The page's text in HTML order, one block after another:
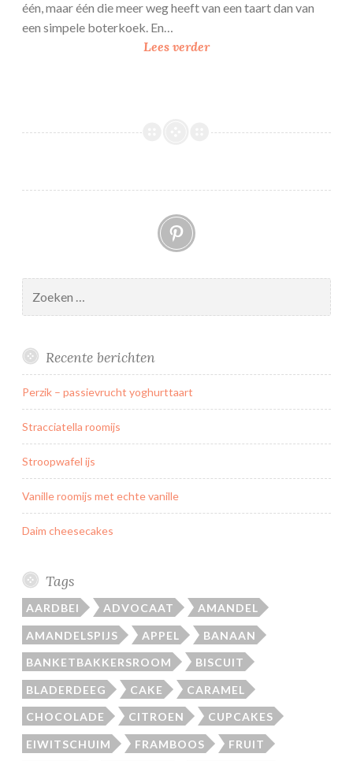
één, maar één die meer weg heeft van een taart dan van
een simpele boterkoek. En…
Lees verderO
k
Pinterest
naar:
Recente berichten
Perzik – passievrucht yoghurttaart
Stracciatella roomijs
Stroopwafel ijs
Vanille roomijs met echte vanille
Daim cheesecakes
Tags
AARDBEI ADVOCAAT AMANDEL
AMANDELSPIJS APPEL BANAAN
BANKETBAKKERSROOM BISCUIT
BLADERDEEG CAKE CARAMEL
CHOCOLADE CITROEN CUPCAKES
EIWITSCHUIM FRAMBOOS FRUIT